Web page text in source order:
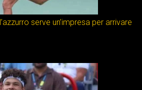
serve un’impresa per arrivare